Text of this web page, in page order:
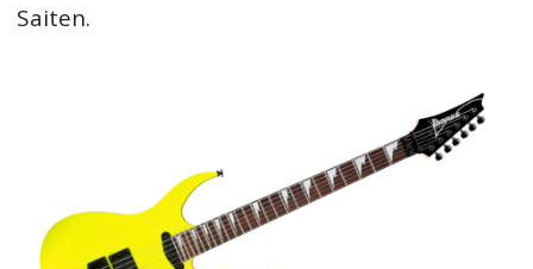
Saiten.